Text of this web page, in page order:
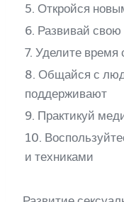
5. Откройся
6. Развивай
7. Уделите время
8. Общайся с
поддерживают
9. Практикуй
10.
и техниками